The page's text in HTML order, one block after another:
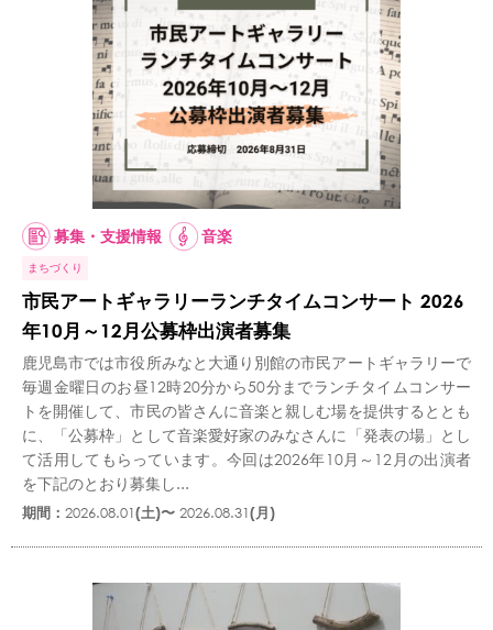
募集・支援情報 音楽
まちづくり
市民アートギャラリーランチタイムコンサート 2026
年10月～12月公募枠出演者募集
鹿児島市では市役所みなと大通り別館の市民アートギャラリーで
毎週金曜日のお昼12時20分から50分までランチタイムコンサー
トを開催して、市民の皆さんに音楽と親しむ場を提供するととも
に、「公募枠」として音楽愛好家のみなさんに「発表の場」とし
て活用してもらっています。今回は2026年10月～12月の出演者
を下記のとおり募集し...
期間： 2026.08.01(土)〜 2026.08.31(月)